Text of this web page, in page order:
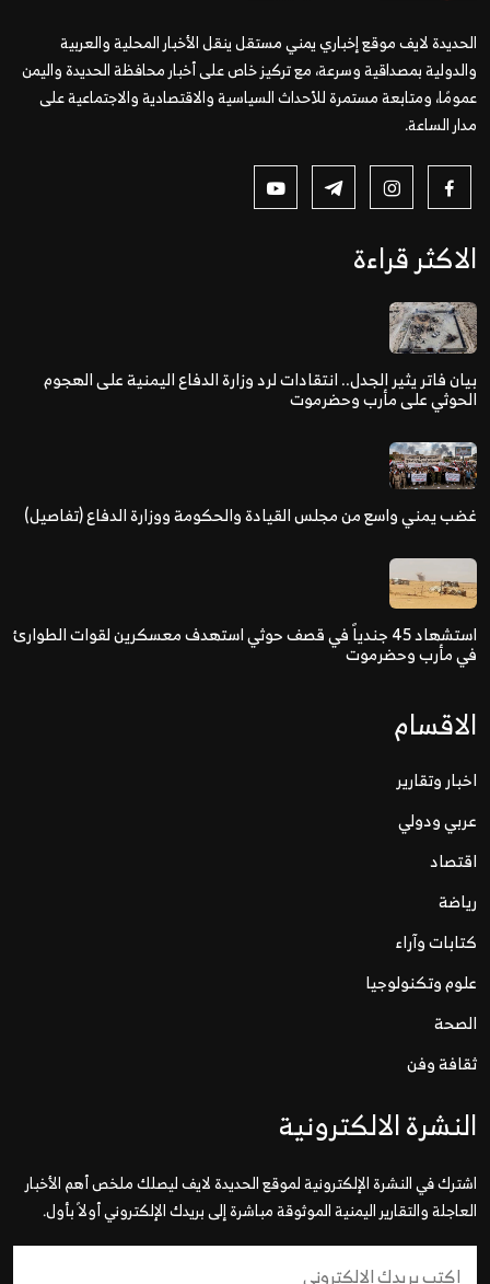
الحديدة لايف موقع إخباري يمني مستقل ينقل الأخبار المحلية والعربية
والدولية بمصداقية وسرعة، مع تركيز خاص على أخبار محافظة الحديدة واليمن
عمومًا، ومتابعة مستمرة للأحداث السياسية والاقتصادية والاجتماعية على
مدار الساعة.
الاكثر قراءة
بيان فاتر يثير الجدل.. انتقادات لرد وزارة الدفاع اليمنية على الهجوم
الحوثي على مأرب وحضرموت
غضب يمني واسع من مجلس القيادة والحكومة ووزارة الدفاع (تفاصيل)
استشهاد 45 جندياً في قصف حوثي استهدف معسكرين لقوات الطوارئ
في مأرب وحضرموت
الاقسام
اخبار وتقارير
عربي ودولي
اقتصاد
رياضة
كتابات وآراء
علوم وتكنولوجيا
الصحة
ثقافة وفن
النشرة الالكترونية
اشترك في النشرة الإلكترونية لموقع الحديدة لايف ليصلك ملخص أهم الأخبار
العاجلة والتقارير اليمنية الموثوقة مباشرة إلى بريدك الإلكتروني أولاً بأول.